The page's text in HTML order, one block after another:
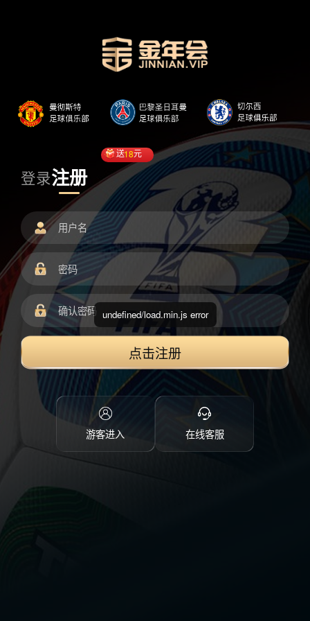
登录注册
送18元
点击注册
游客进入 在线客服
undefined/load.min.js error